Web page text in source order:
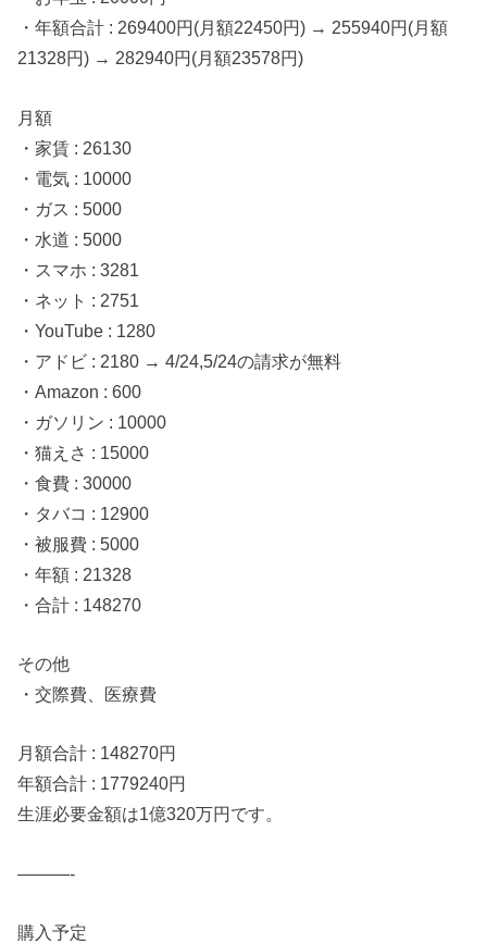
・年額合計 : 269400円(月額22450円) → 255940円(月額
21328円) → 282940円(月額23578円)
月額
・家賃 : 26130
・電気 : 10000
・ガス : 5000
・水道 : 5000
・スマホ : 3281
・ネット : 2751
・YouTube : 1280
・アドビ : 2180 → 4/24,5/24の請求が無料
・Amazon : 600
・ガソリン : 10000
・猫えさ : 15000
・食費 : 30000
・タバコ : 12900
・被服費 : 5000
・年額 : 21328
・合計 : 148270
その他
・交際費、医療費
月額合計 : 148270円
年額合計 : 1779240円
生涯必要金額は1億320万円です。
———-
購入予定